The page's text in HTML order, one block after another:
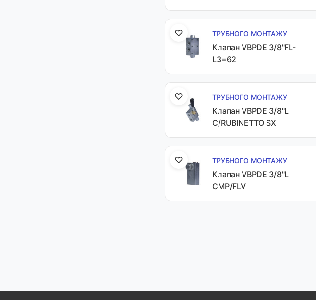
ТРУБНОГО МОНТАЖУ
Клапан VBPDE 3/8"FL-
L3=62
ТРУБНОГО МОНТАЖУ
Клапан VBPDE 3/8"L
C/RUBINETTO SX
ТРУБНОГО МОНТАЖУ
Клапан VBPDE 3/8"L
CMP/FLV